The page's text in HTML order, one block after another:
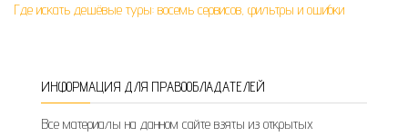
Где искать дешёвые туры: восемь сервисов, фильтры и ошибки
ИНФОРМАЦИЯ ДЛЯ ПРАВООБЛАДАТЕЛЕЙ
Все материалы на данном сайте взяты из открытых